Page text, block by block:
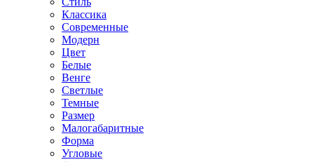
Классика
Современные
Модерн
Цвет
Белые
Венге
Светлые
Темные
Размер
Малогабаритные
Форма
Угловые